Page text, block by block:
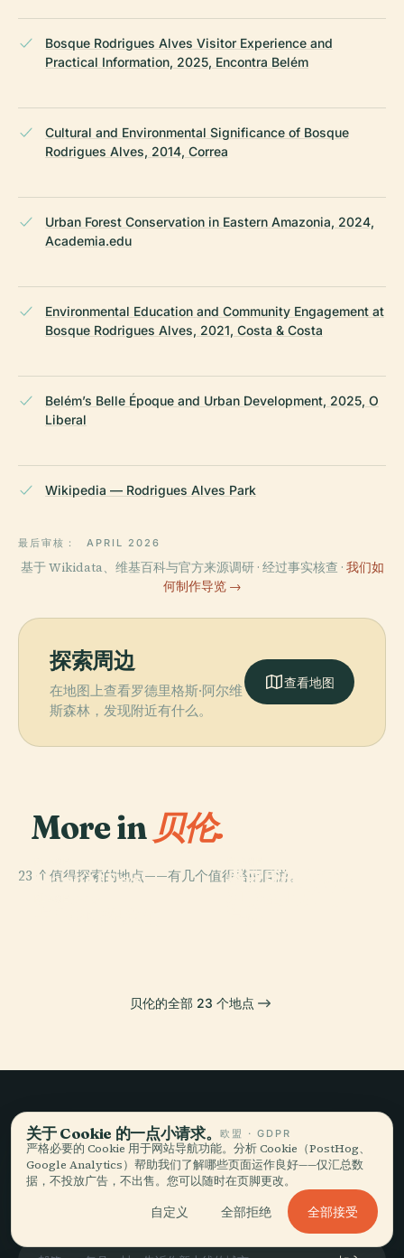
Bosque Rodrigues Alves Visitor Experience and
Practical Information, 2025, Encontra Belém
Cultural and Environmental Significance of Bosque
Rodrigues Alves, 2014, Correa
Urban Forest Conservation in Eastern Amazonia, 2024,
Academia.edu
Environmental Education and Community Engagement at
Bosque Rodrigues Alves, 2021, Costa & Costa
Belém’s Belle Époque and Urban Development, 2025, O
Liberal
Wikipedia — Rodrigues Alves Park
最后审核： APRIL 2026
基于 Wikidata、维基百科与官方来源调研 · 经过事实核查 · 我们如
何制作导览 →
探索周边
在地图上查看罗德里格斯·阿尔维
斯森林，发现附近有什么。
查看地图
More in 贝伦.
23 个值得探索的地点——有几个值得搭配同游。
Mangal Das
恩宠之母主教座
圣亚历山大教堂
贝伦的全部 23 个地点
慢旅行，
娓娓道来。
关于 Cookie 的一点小请求。欧盟 · GDPR
严格必要的 Cookie 用于网站导航功能。分析 Cookie（PostHog、
Google Analytics）帮助我们了解哪些页面运作良好——仅汇总数
据，不投放广告，不出售。您可以随时在页脚更改。
自定义 全部拒绝 全部接受